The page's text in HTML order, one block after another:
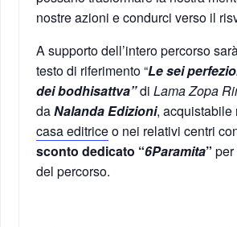
nostre azioni e condurci verso il
A supporto dell’intero percorso
testo di riferimento “Le sei
dei bodhisattva”diLama Zopa
daNalanda Edizioni,
casa editriceo nei relativi centri
sconto dedicato “6Paramita”per
del percorso.